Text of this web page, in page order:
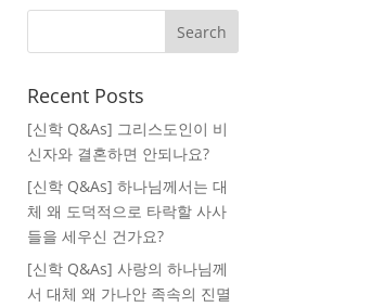
Recent Posts
[신학 Q&As] 그리스도인이 비
신자와 결혼하면 안되나요?
[신학 Q&As] 하나님께서는 대
체 왜 도덕적으로 타락할 사사
들을 세우신 건가요?
[신학 Q&As] 사랑의 하나님께
서 대체 왜 가나안 족속의 진멸